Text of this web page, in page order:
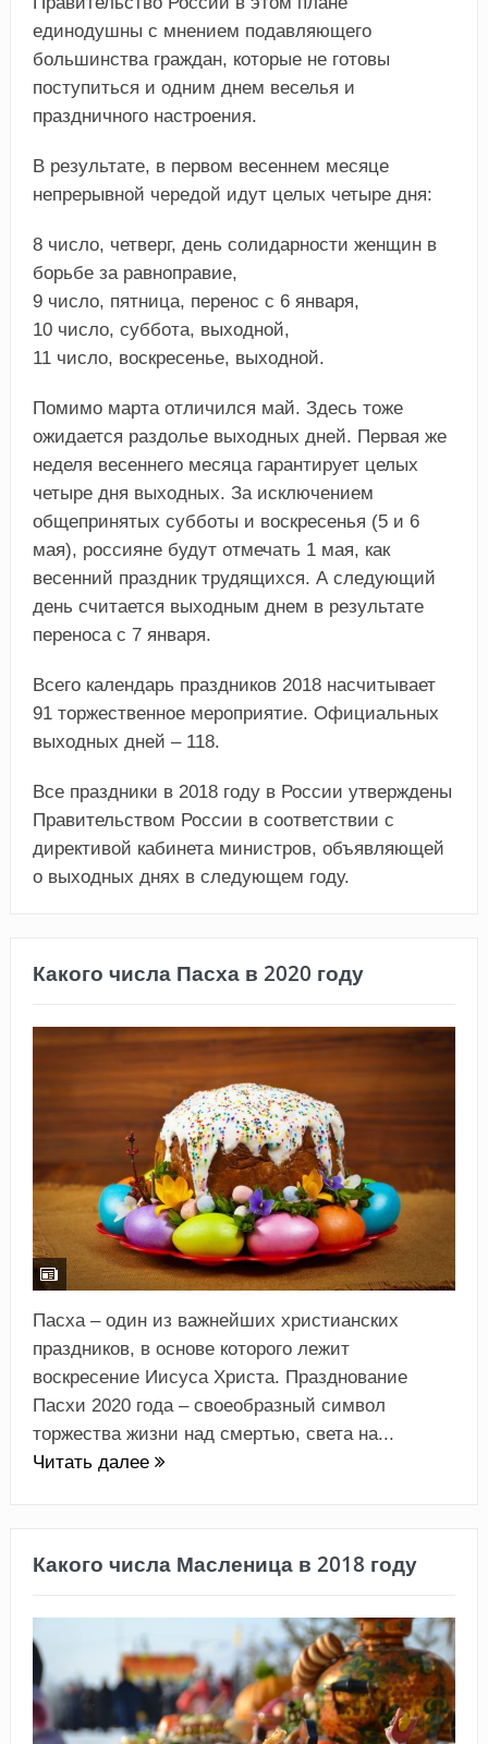
единодушны с мнением подавляющего
большинства граждан, которые не готовы
поступиться и одним днем веселья и
праздничного настроения.
В результате, в первом весеннем месяце
непрерывной чередой идут целых четыре дня:
8 число, четверг, день солидарности женщин в
борьбе за равноправие,
9 число, пятница, перенос с 6 января,
10 число, суббота, выходной,
11 число, воскресенье, выходной.
Помимо марта отличился май. Здесь тоже
ожидается раздолье выходных дней. Первая же
неделя весеннего месяца гарантирует целых
четыре дня выходных. За исключением
общепринятых субботы и воскресенья (5 и 6
мая), россияне будут отмечать 1 мая, как
весенний праздник трудящихся. А следующий
день считается выходным днем в результате
переноса с 7 января.
Всего календарь праздников 2018 насчитывает
91 торжественное мероприятие. Официальных
выходных дней – 118.
Все праздники в 2018 году в России утверждены
Правительством России в соответствии с
директивой кабинета министров, объявляющей
о выходных днях в следующем году.
Какого числа Пасха в 2020 году
Пасха – один из важнейших христианских
праздников, в основе которого лежит
воскресение Иисуса Христа. Празднование
Пасхи 2020 года – своеобразный символ
торжества жизни над смертью, света на...
Читать далее
Какого числа Масленица в 2018 году